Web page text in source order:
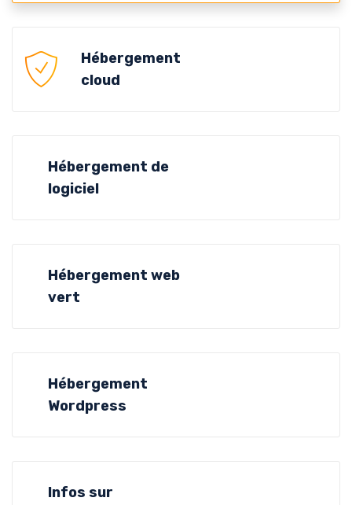
Hébergement
cloud
Hébergement de
logiciel
Hébergement web
vert
Hébergement
Wordpress
Infos sur